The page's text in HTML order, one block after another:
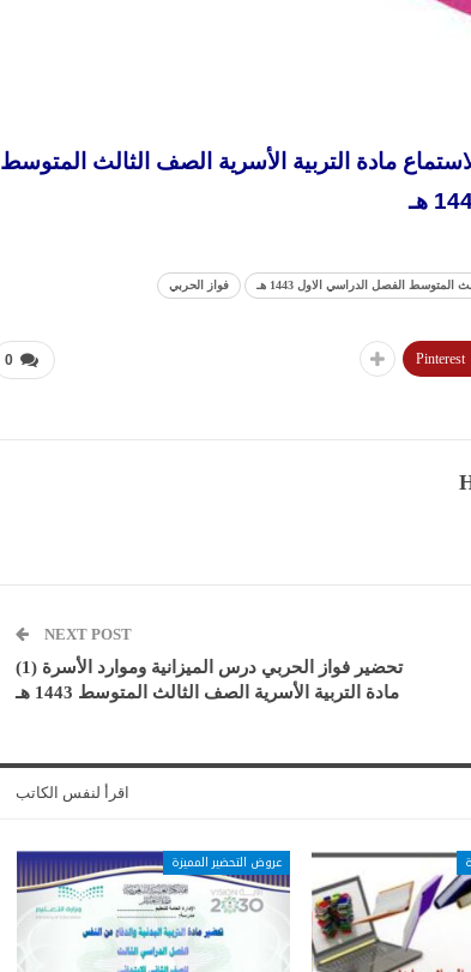
مادة التربية الأسرية الصف الثالث المتوسط
هـ
الفصل الدراسي الاول 1443 هـ فواز الحربي
0 Pinterest
NEXT POST
تحضير فواز الحربي درس الميزانية وموارد الأسرة (1)
مادة التربية الأسرية الصف الثالث المتوسط 1443 هـ
اقرأ لنفس الكاتب
عروض التحضير المميزة